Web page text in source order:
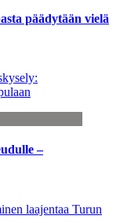
päädytään vielä
–
laajentaa Turun